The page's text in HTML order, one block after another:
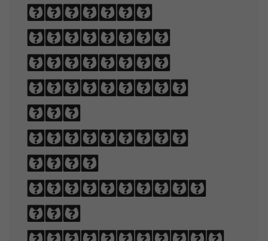
written
language
legible,
readable,
and
appealing
when
displayed.
The